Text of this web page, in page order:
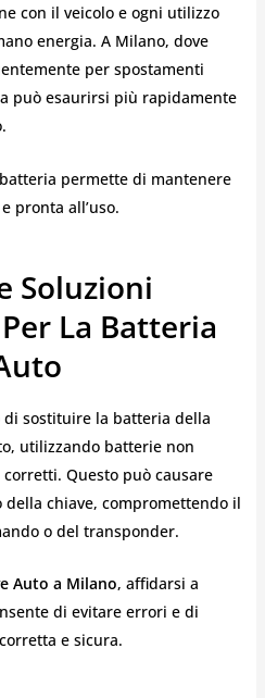
con il veicolo e ogni utilizzo
energia. A Milano, dove
per spostamenti
può esaurirsi più rapidamente
permette di mantenere
pronta all’uso.
Soluzioni
La Batteria
sostituire la batteria della
utilizzando batterie non
Questo può causare
chiave, compromettendo il
o del transponder.
Auto a Milano, affidarsi a
di evitare errori e di
e sicura.